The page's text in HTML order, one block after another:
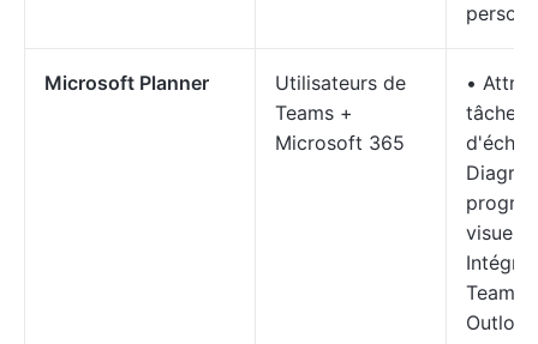
Microsoft Planner
Utilisateurs de
Teams +
Microsoft 365
•
tâches
visuels
Teams
Outlook